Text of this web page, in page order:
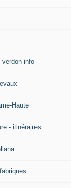
info
Haute
- itinéraires